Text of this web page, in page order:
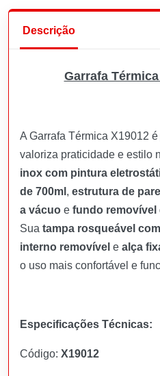
Descrição
Garrafa
A Garrafa Térmica X19012
valoriza praticidade e estilo
inox com pintura
de 700ml , estrutura de
a vácuo e fundo removível
Sua tampa rosqueável
interno removível e alça
o uso mais confortável e
Especificações Técnicas:
Código: X19012